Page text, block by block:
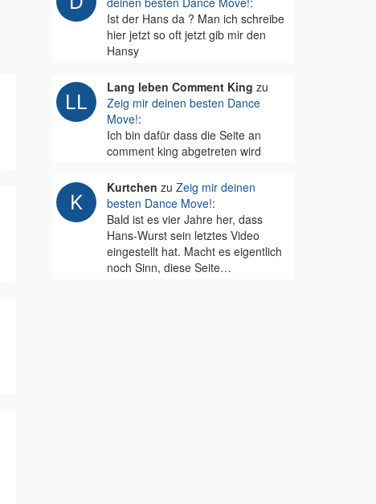
Ist der Hans da ? Man ich schreibe
hier jetzt so oft jetzt gib mir den
Hansy
Lang leben Comment King zu
Zeig mir deinen besten Dance
Move!:
Ich bin dafür dass die Seite an
comment king abgetreten wird
Kurtchen zu Zeig mir deinen
besten Dance Move!:
Bald ist es vier Jahre her, dass
Hans-Wurst sein letztes Video
eingestellt hat. Macht es eigentlich
noch Sinn, diese Seite…